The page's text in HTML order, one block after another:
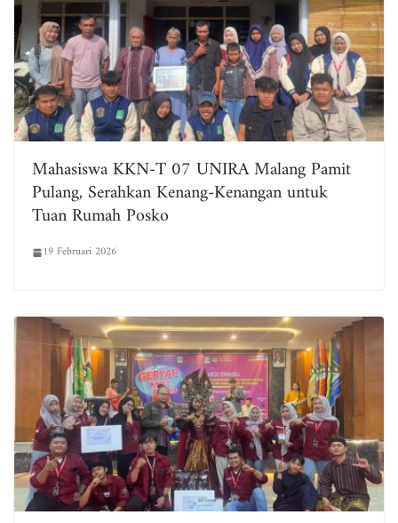
Mahasiswa KKN-T 07 UNIRA Malang Pamit
Pulang, Serahkan Kenang-Kenangan untuk
Tuan Rumah Posko
19 Februari 2026